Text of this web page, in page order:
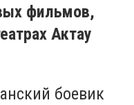
фильмов,
Актау
боевик